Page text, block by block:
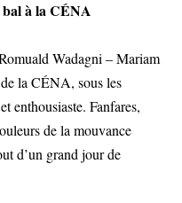
à la CÉNA
Wadagni – Mariam
la CÉNA, sous les
enthousiaste. Fanfares,
de la mouvance
d’un grand jour de